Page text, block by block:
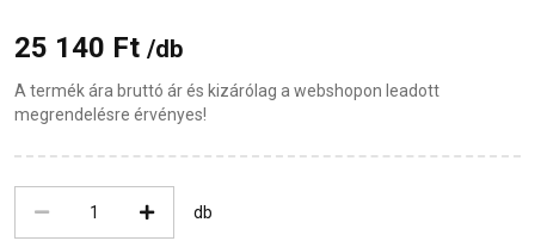
25 140 Ft /db
A termék ára bruttó ár és kizárólag a webshopon leadott
megrendelésre érvényes!
db